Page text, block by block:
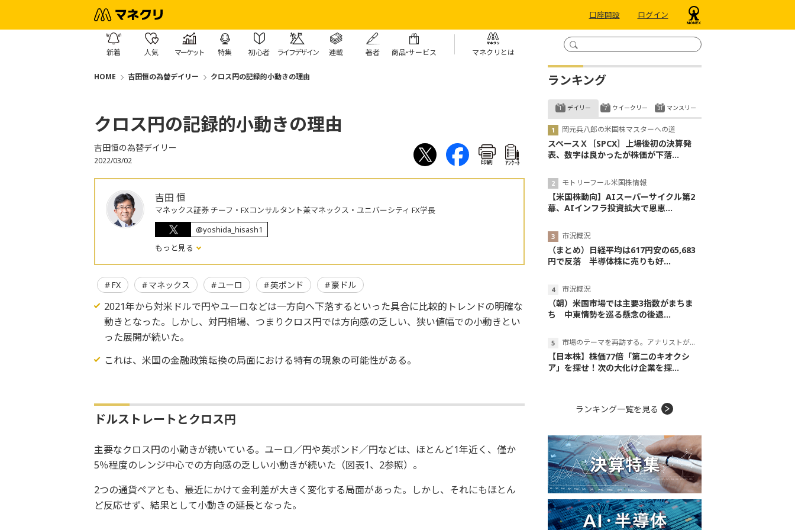
口座開設 ログイン
新着 人気 マーケット 特集 初心者 ライフデザイン 連載 著者 商品・サービス マネクリとは
HOME 吉田恒の為替デイリー クロス円の記録的小動きの理由
クロス円の記録的小動きの理由
吉田恒の為替デイリー
2022/03/02 印刷 ｱﾝｹｰﾄ
吉田 恒
マネックス証券 チーフ・FXコンサルタント兼マネックス・ユニバーシティ FX学長
@yoshida_hisash1
もっと見る
FX マネックス ユーロ 英ポンド 豪ドル
2021年から対米ドルで円やユーロなどは一方向へ下落するといった具合に比較的トレンドの明確な
動きとなった。しかし、対円相場、つまりクロス円では方向感の乏しい、狭い値幅での小動きとい
った展開が続いた。
これは、米国の金融政策転換の局面における特有の現象の可能性がある。
ドルストレートとクロス円
主要なクロス円の小動きが続いている。ユーロ／円や英ポンド／円などは、ほとんど1年近く、僅か
5％程度のレンジ中心での方向感の乏しい小動きが続いた（図表1、2参照）。
2つの通貨ペアとも、最近にかけて金利差が大きく変化する局面があった。しかし、それにもほとん
ど反応せず、結果として小動きの延長となった。
ランキング
デイリー
岡元兵八郎の米国株マスターへの道
スペースＸ［SPCX］上場後初の決算発
表、数字は良かったが株価が下落...
モトリーフール米国株情報
【米国株動向】AIスーパーサイクル第2
幕、AIインフラ投資拡大で恩恵...
市況概況
（まとめ）日経平均は617円安の65,683
円で反落 半導体株に売りも好...
市況概況
（朝）米国市場では主要3指数がまちま
ち 中東情勢を巡る懸念の後退...
市場のテーマを再訪する。アナリストが読み解くテーマの本質
【日本株】株価77倍「第二のキオクシ
ア」を探せ！次の大化け企業を探...
ウイークリー マンスリー
ランキング一覧を見る